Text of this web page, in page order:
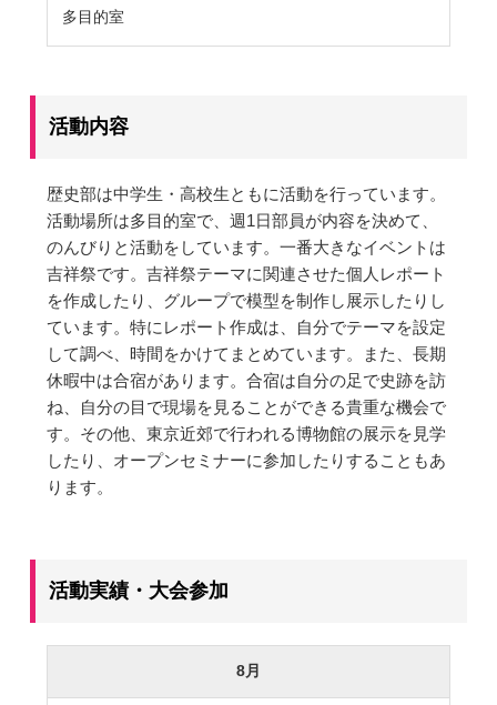
吉祥の一日
生徒居住地・通学時間
進路・進学
大学合格実績 進路プログラム
卒業生のメッセージ 卒業生の活躍
国際交流
国際交流行事 1年留学の制度
1年留学の留学先 本校の姉妹校・友好校
入試関連情報
募集要項
入試問題 入試Q&A
多目的室
活動内容
歴史部は中学生・高校生ともに活動を行っています。
活動場所は多目的室で、週1日部員が内容を決めて、
のんびりと活動をしています。一番大きなイベントは
吉祥祭です。吉祥祭テーマに関連させた個人レポート
を作成したり、グループで模型を制作し展示したりし
ています。特にレポート作成は、自分でテーマを設定
して調べ、時間をかけてまとめています。また、長期
休暇中は合宿があります。合宿は自分の足で史跡を訪
ね、自分の目で現場を見ることができる貴重な機会で
す。その他、東京近郊で行われる博物館の展示を見学
したり、オープンセミナーに参加したりすることもあ
ります。
活動実績・大会参加
8月